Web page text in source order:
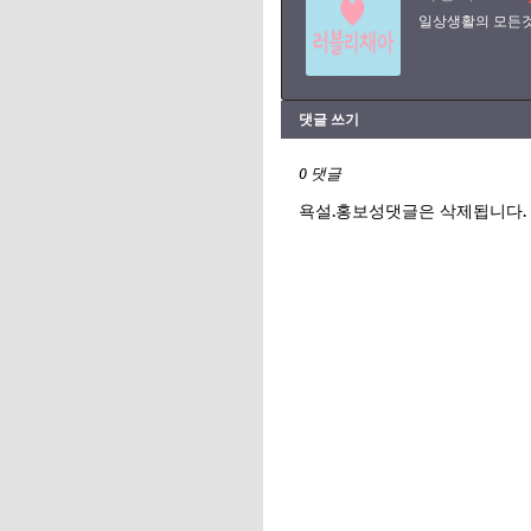
일상생활의 모든
댓글 쓰기
0 댓글
욕설.홍보성댓글은 삭제됩니다.